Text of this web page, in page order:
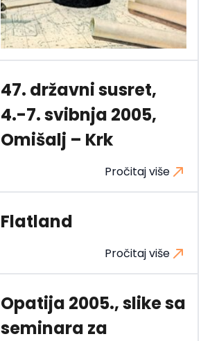
47. državni susret,
4.-7. svibnja 2005,
Omišalj – Krk
Pročitaj više
Flatland
Pročitaj više
Opatija 2005., slike sa
seminara za